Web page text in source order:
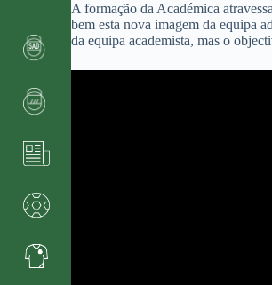
A formação da Académica
bem esta nova imagem da equipa
da equipa academista, mas o